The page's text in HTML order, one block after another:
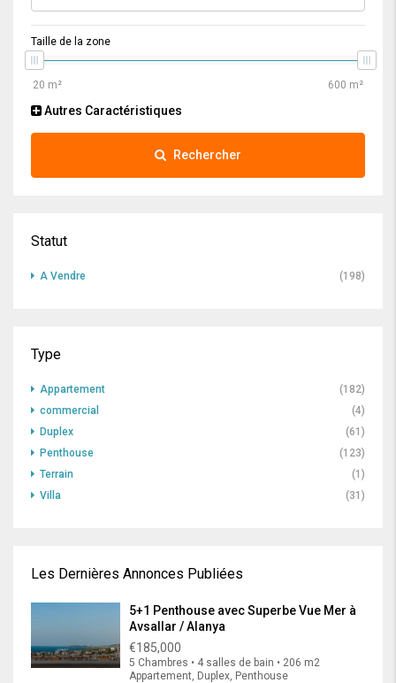
Taille de la zone
Autres Caractéristiques
Rechercher
Statut
A Vendre (198)
Type
Appartement
(182)
commercial
(4)
Duplex
(61)
Penthouse
(123)
Terrain
(1)
Villa
(31)
Les Dernières Annonces Publiées
5+1 Penthouse avec Superbe Vue Mer à
Avsallar / Alanya
€185,000
5 Chambres • 4 salles de bain • 206 m2
Appartement, Duplex, Penthouse